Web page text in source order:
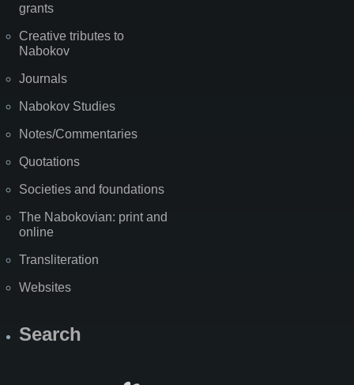
grants
Creative tributes to
Nabokov
Journals
Nabokov Studies
Notes/Commentaries
Quotations
Societies and foundations
The Nabokovian: print and
online
Transliteration
Websites
Search